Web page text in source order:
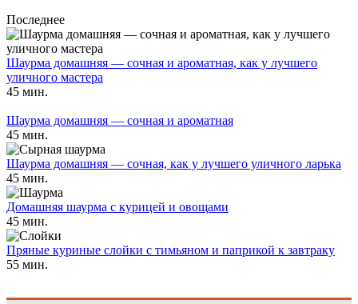
Последнее
Шаурма домашняя — сочная и ароматная, как у лучшего
уличного мастера
45 мин.
Шаурма домашняя — сочная и ароматная
45 мин.
Шаурма домашняя — сочная, как у лучшего уличного ларька
45 мин.
Домашняя шаурма с курицей и овощами
45 мин.
Пряные куриные слойки с тимьяном и паприкой к завтраку
55 мин.